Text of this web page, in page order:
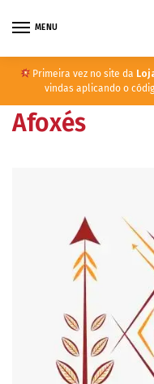
MENU
Primeira vez no site da
vindas aplicando o
Afoxés